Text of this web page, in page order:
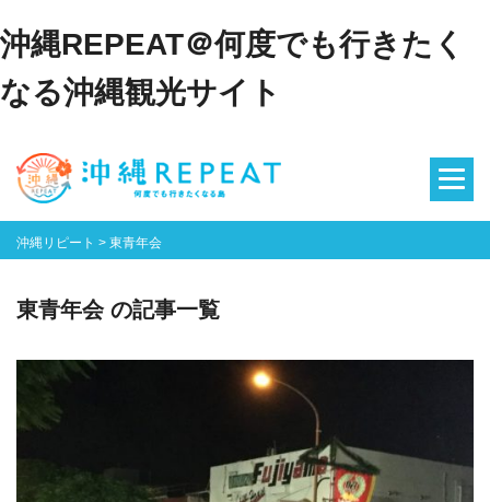
沖縄REPEAT＠何度でも行きたく
なる沖縄観光サイト
沖縄リピート > 東青年会
東青年会 の記事一覧